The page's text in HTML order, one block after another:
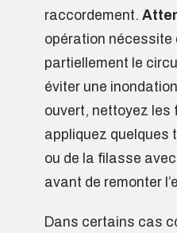
raccordement.
opération nécessite
partiellement le
éviter une
ouvert, nettoyez les
appliquez quelques
ou de la filasse
avant de remonter
Dans certains cas